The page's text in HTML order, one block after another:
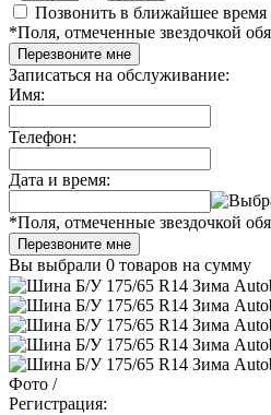
Позвонить в ближайшее время
*Поля, отмеченные звездочкой
Перезвоните мне
Записаться на обслуживание:
Имя:
Телефон:
Дата и время:
*Поля, отмеченные звездочкой
Перезвоните мне
Вы выбрали 0 товаров на сумму
Фото /
Регистрация: